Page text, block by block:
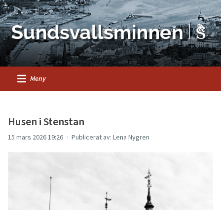
Meny
Husen i Stenstan
15 mars 2026 19:26 Publicerat av: Lena Nygren